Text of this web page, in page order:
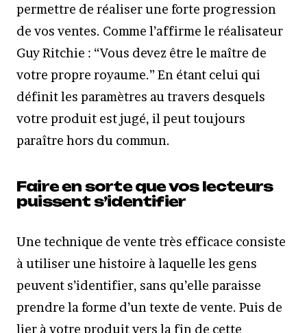
permettre de réaliser une forte progression
de vos ventes. Comme l’affirme le réalisateur
Guy Ritchie : “Vous devez être le maître de
votre propre royaume.” En étant celui qui
définit les paramètres au travers desquels
votre produit est jugé, il peut toujours
paraître hors du commun.
Faire en sorte que vos lecteurs
puissent s’identifier
Une technique de vente très efficace consiste
à utiliser une histoire à laquelle les gens
peuvent s’identifier, sans qu’elle paraisse
prendre la forme d’un texte de vente. Puis de
lier à votre produit vers la fin de cette